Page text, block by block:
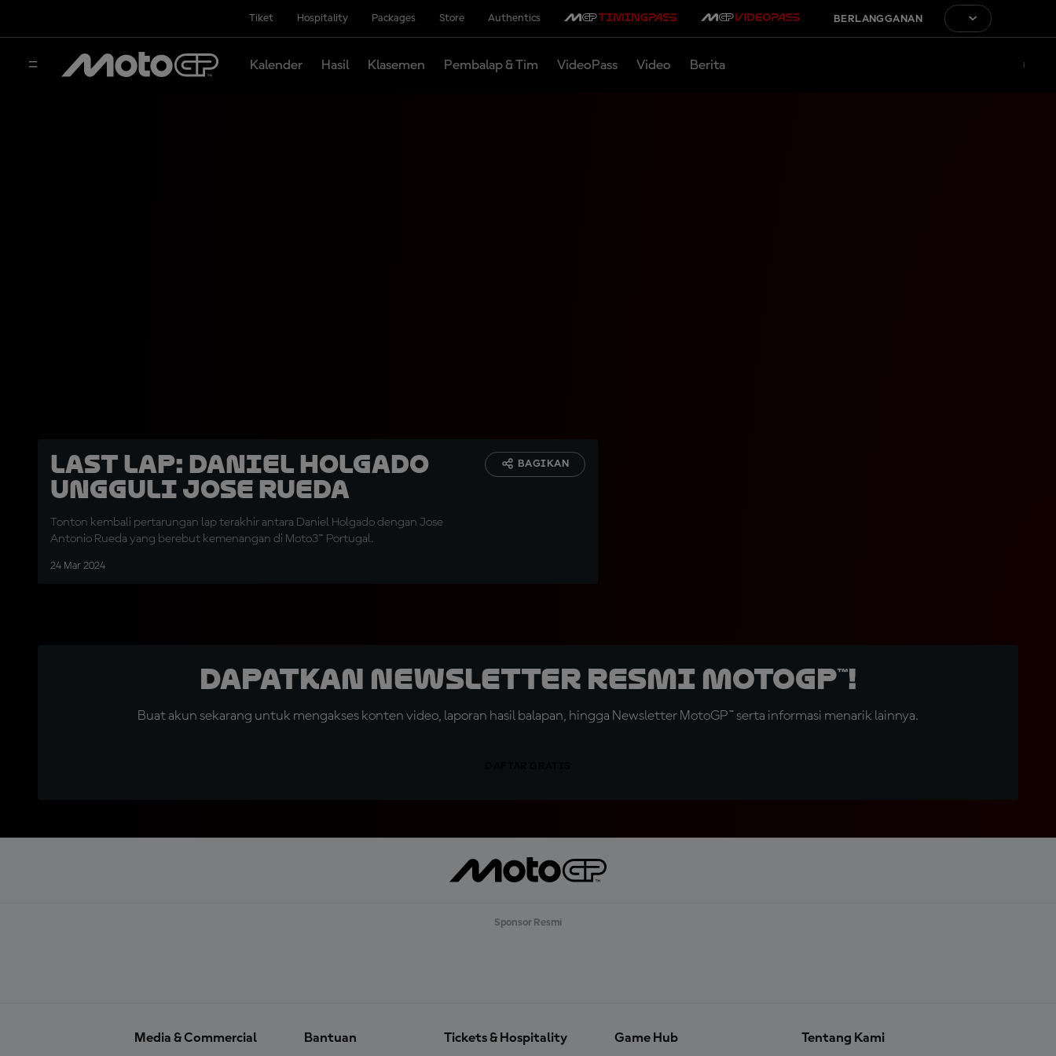
Tiket Hospitality Packages Store Authentics BERLANGGANAN
Kalender Hasil Klasemen Pembalap & Tim VideoPass Video Berita
LAST LAP: Daniel Holgado
Ungguli Jose Rueda
Tonton kembali pertarungan lap terakhir antara Daniel Holgado dengan Jose
Antonio Rueda yang berebut kemenangan di Moto3™ Portugal.
24 Mar 2024
BAGIKAN
Dapatkan Newsletter Resmi MotoGP™!
Buat akun sekarang untuk mengakses konten video, laporan hasil balapan, hingga Newsletter MotoGP™ serta informasi menarik lainnya.
Sponsor Resmi
Media & Commercial Bantuan Tickets & Hospitality Game Hub Tentang Kami